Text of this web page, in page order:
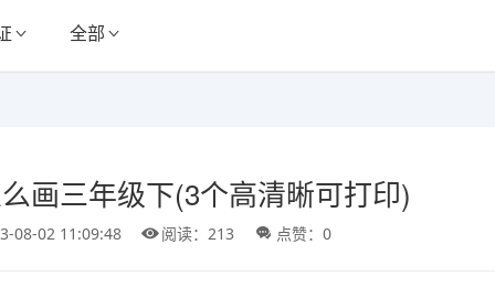
全部
画三年级下(3个高清晰可打印)
08-02 11:09:48 阅读：213 点赞：0